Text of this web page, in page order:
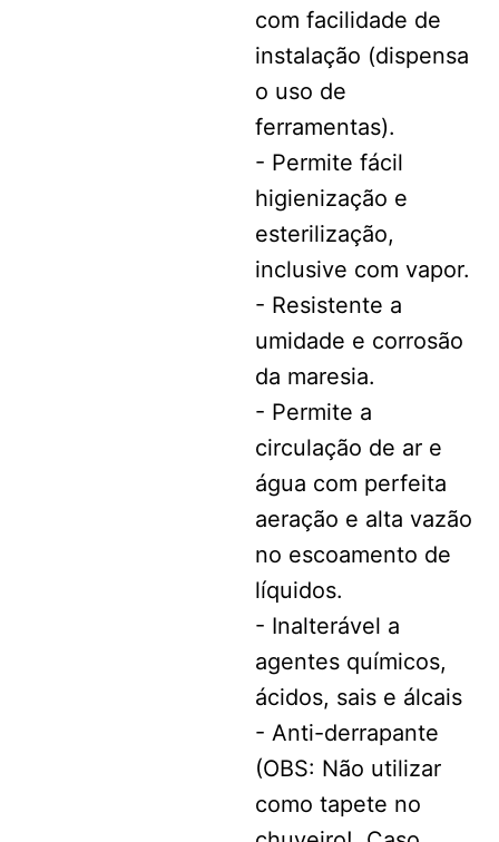
com facilidade de
instalação (dispensa
o uso de
ferramentas).
- Permite fácil
higienização e
esterilização,
inclusive com vapor.
- Resistente a
umidade e corrosão
da maresia.
- Permite a
circulação de ar e
água com perfeita
aeração e alta vazão
no escoamento de
líquidos.
- Inalterável a
agentes químicos,
ácidos, sais e álcais
- Anti-derrapante
(OBS: Não utilizar
como tapete no